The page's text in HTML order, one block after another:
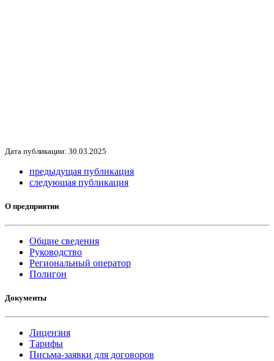
Дата публикации: 30.03.2025
предыдущая публикация
следующая публикация
О предприятии
Общие сведения
Руководство
Региональный оператор
Полигон
Документы
Лицензия
Тарифы
Письма-заявки для договоров